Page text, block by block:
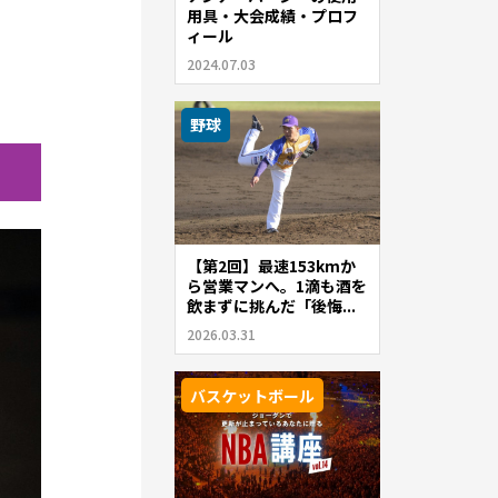
用具・大会成績・プロフ
ィール
2024.07.03
野球
【第2回】最速153kmか
ら営業マンへ。1滴も酒を
飲まずに挑んだ「後悔...
2026.03.31
バスケットボール